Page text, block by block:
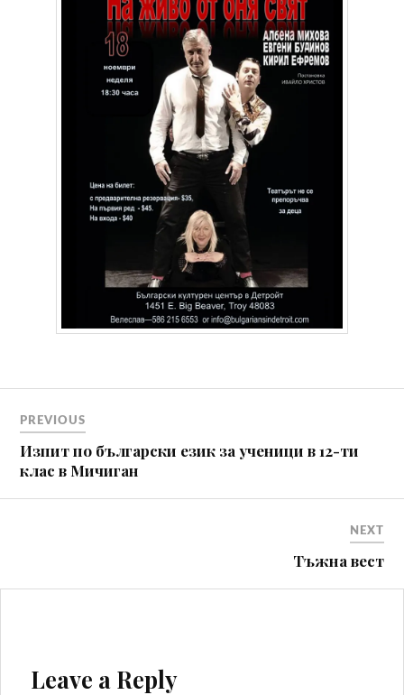
PREVIOUS
Изпит по български език за ученици в 12-ти
клас в Мичиган
NEXT
Тъжна вест
Leave a Reply